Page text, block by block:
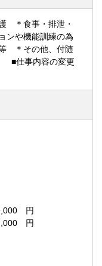
＊食事・排泄・
ンや機能訓練の為
＊その他、付随
仕事内容の変更
円
円